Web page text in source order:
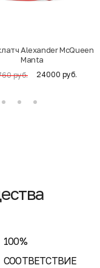
Alexander McQueen
Manta
руб. 24000 руб.
100%
СООТВЕТСТВИЕ